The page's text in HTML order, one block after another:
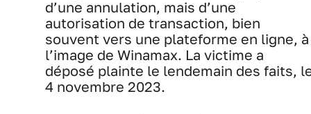
d’une annulation, mais d’une
autorisation de transaction, bien
souvent vers une plateforme en ligne, à
l’image de Winamax. La victime a
déposé plainte le lendemain des faits,
4 novembre 2023.